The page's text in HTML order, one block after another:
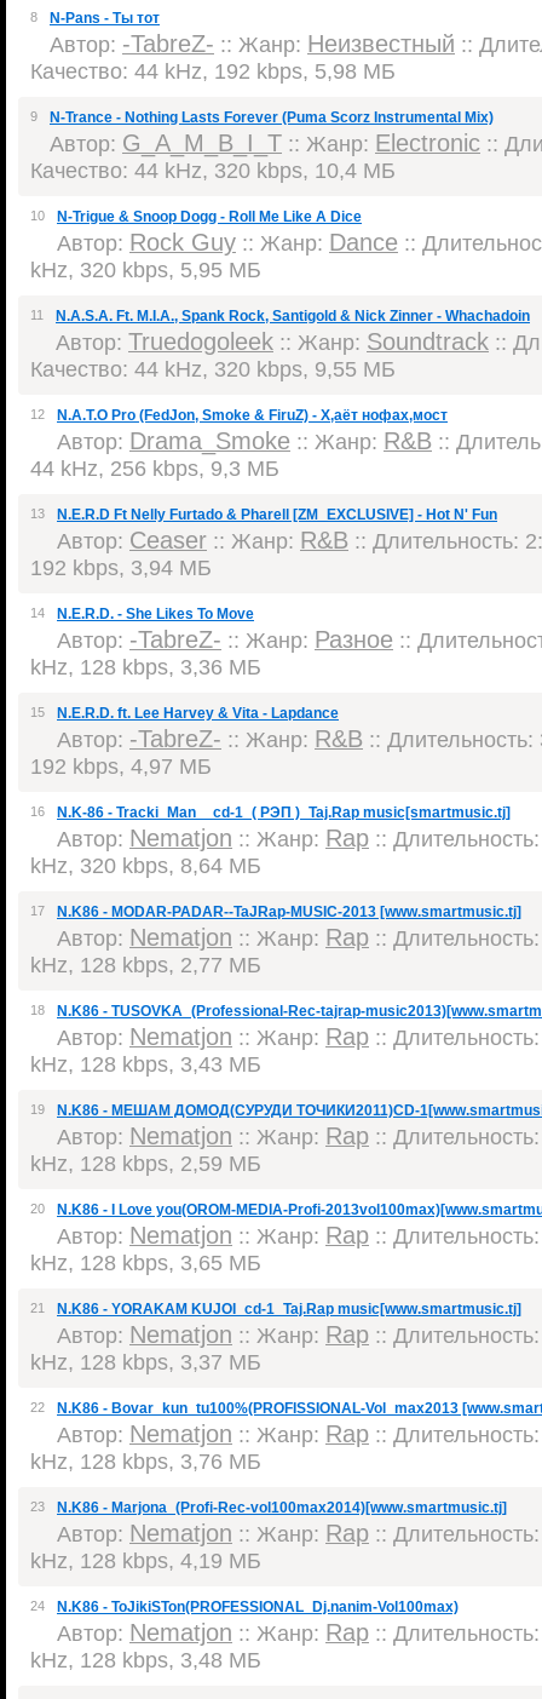
8 N-Pans - Ты тот
Автор: -TabreZ- :: Жанр: Неизвестный ::
Качество: 44 kHz, 192 kbps, 5,98 МБ
9 N-Trance - Nothing Lasts Forever (Puma Scorz Instrumental Mix)
Автор: G_A_M_B_I_T :: Жанр: Electronic ::
Качество: 44 kHz, 320 kbps, 10,4 МБ
10 N-Trigue & Snoop Dogg - Roll Me Like A Dice
Автор: Rock Guy :: Жанр: Dance ::
kHz, 320 kbps, 5,95 МБ
11 N.A.S.A. Ft. M.I.A., Spank Rock, Santigold & Nick Zinner - Whachadoin
Автор: Truedogoleek :: Жанр: Soundtrack ::
Качество: 44 kHz, 320 kbps, 9,55 МБ
12 N.A.T.O Pro (FedJon, Smoke & FiruZ) - Х,аёт нофах,мост
Автор: Drama_Smoke :: Жанр: R&B ::
44 kHz, 256 kbps, 9,3 МБ
13 N.E.R.D Ft Nelly Furtado & Pharell [ZM_EXCLUSIVE] - Hot N' Fun
Автор: Ceaser :: Жанр: R&B :: Длительность:
192 kbps, 3,94 МБ
14 N.E.R.D. - She Likes To Move
Автор: -TabreZ- :: Жанр: Разное ::
kHz, 128 kbps, 3,36 МБ
15 N.E.R.D. ft. Lee Harvey & Vita - Lapdance
Автор: -TabreZ- :: Жанр: R&B ::
192 kbps, 4,97 МБ
16 N.K-86 - Tracki_Man__cd-1_( РЭП )_Taj.Rap music[smartmusic.tj]
Автор: Nematjon :: Жанр: Rap ::
kHz, 320 kbps, 8,64 МБ
17 N.K86 - MODAR-PADAR--TaJRap-MUSIC-2013 [www.smartmusic.tj]
Автор: Nematjon :: Жанр: Rap ::
kHz, 128 kbps, 2,77 МБ
18 N.K86 - TUSOVKA_(Professional-Rec-tajrap-
Автор: Nematjon :: Жанр: Rap ::
kHz, 128 kbps, 3,43 МБ
19 N.K86 - МЕШАМ ДОМОД(СУРУДИ ТОЧИКИ2011)CD-
Автор: Nematjon :: Жанр: Rap ::
kHz, 128 kbps, 2,59 МБ
20 N.K86 - I Love you(OROM-MEDIA-Profi-
Автор: Nematjon :: Жанр: Rap ::
kHz, 128 kbps, 3,65 МБ
21 N.K86 - YORAKAM KUJOI_cd-1_Taj.Rap music[www.smartmusic.tj]
Автор: Nematjon :: Жанр: Rap ::
kHz, 128 kbps, 3,37 МБ
22 N.K86 - Bovar_kun_tu100%(PROFISSIONAL-Vol_max2013
Автор: Nematjon :: Жанр: Rap ::
kHz, 128 kbps, 3,76 МБ
23 N.K86 - Marjona_(Profi-Rec-vol100max2014)[www.smartmusic.tj]
Автор: Nematjon :: Жанр: Rap ::
kHz, 128 kbps, 4,19 МБ
24 N.K86 - ToJikiSTon(PROFESSIONAL_Dj.nanim-Vol100max)
Автор: Nematjon :: Жанр: Rap ::
kHz, 128 kbps, 3,48 МБ